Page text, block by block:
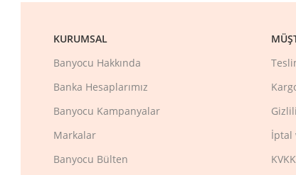
KURUMSAL
Banyocu Hakkında
Banka Hesaplarımız
Banyocu Kampanyalar
Markalar
Banyocu Bülten
İptal
KVKK